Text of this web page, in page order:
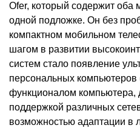
Ofer, который содержит оба
одной подложке. Он без
компактном мобильном
шагом в развитии
систем стало появление
персональных компьютеров
функционалом компьютера,
поддержкой различных
возможностью адаптации